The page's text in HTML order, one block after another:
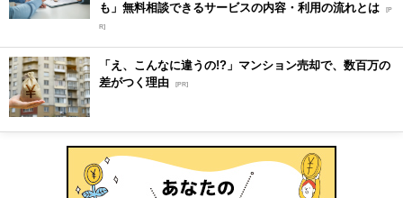
も」無料相談できるサービスの内容・利用の流れとは [P
R]
「え、こんなに違うの!?」マンション売却で、数百万の
差がつく理由 [PR]